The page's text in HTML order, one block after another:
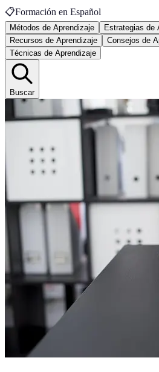
📋Formación en Español
Métodos de Aprendizaje
Estrategias de
Recursos de Aprendizaje
Consejos de
Técnicas de Aprendizaje
Buscar